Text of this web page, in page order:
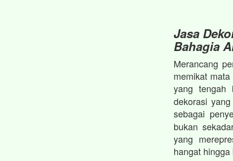
Jasa
Bahagia
Merancang
memikat
yang tengah
dekorasi
sebagai
bukan
yang
hangat